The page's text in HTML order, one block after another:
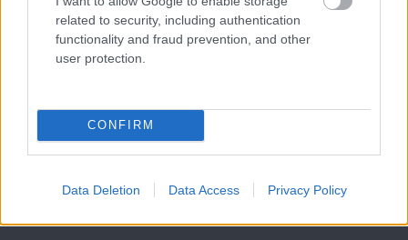
related to security, including authentication
functionality and fraud prevention, and other
user protection.
CONFIRM
Data Deletion Data Access Privacy Policy
Támogatás
a ManUtdFanatics.hu működését!